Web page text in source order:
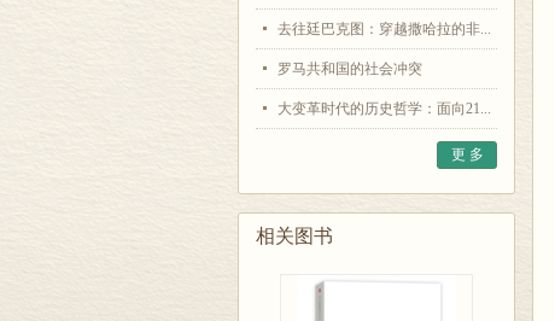
去往廷巴克图：穿越撒哈拉的非...
罗马共和国的社会冲突
大变革时代的历史哲学：面向21...
更 多
相关图书